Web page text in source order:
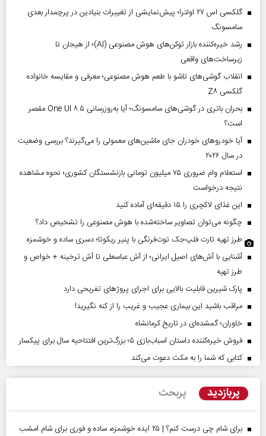
گلکسی اس ۲۷ اولترا؛ پیش‌نمایشی از تغییرات بنیادین در پرچمدار بعدی
سامسونگ
رشد خیره‌کننده بازار توکن‌های هوش مصنوعی (AI)؛ از هیجان تا
زیرساخت‌های واقعی
انقلاب گوشی‌های تاشو‌ با طعم هوش مصنوعی؛ معرفی و مقایسه خانواده
گلکسی Z۸
بحران باتری در گوشی‌های سامسونگ؛ آیا به‌روزرسانی One UI ۸.۵ مقصر
است؟
آیا خودروهای خودران جای ماشین‌های معمولی را می‌گیرند؟ بررسی وضعیت
در سال ۲۰۲۶
استعلام وام ضروری ۷۵ میلیون تومانی بازنشستگان کشوری؛ نحوه مشاهده
نتیجه درخواست
این غذای لاکچری را ۱۵ دقیقه‌ای آماده کنید
چگونه می‌توان تصاویر ساخته‌شده با هوش مصنوعی را تشخیص داد؟
طرز تهیه تارت فلپ‌جک توت‌فرنگی با پنیر ریکوتا؛ دسری ساده و خوشمزه
آشنایی با آش‌های اصیل ایرانی؛ از آش عباسعلی تا آش ترخینه + خواص و
طرز تهیه
پارک شیرین قابلیت‌ بالایی برای اجرای پروژهای تفریحی دارد
مراقب باشید این بیماری عجیب و غریب را از کنه نگیرید!
خاوران؛ گمشده‌ای در تاریخ کرمانشاه
فروش خیره‌کننده داستان اسباب‌بازی ۵؛ بزرگ‌ترین افتتاحیه سال برای پیکسار
کتابی که شما را به مکث دعوت می‌کند
پربازدید پربحث
برای شام چی درست کنم؟ | ۲۵ ایده خوشمزه، ساده و فوری برای شام امشب